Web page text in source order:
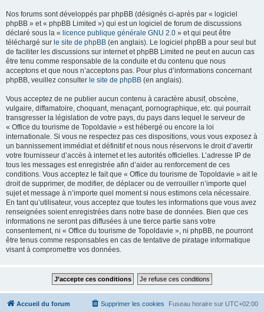
Nos forums sont développés par phpBB (désignés ci-après par « logiciel
phpBB » et « phpBB Limited ») qui est un logiciel de forum de discussions
déclaré sous la « licence publique générale GNU 2.0 » et qui peut être
téléchargé sur le site de phpBB (en anglais). Le logiciel phpBB a pour seul but
de faciliter les discussions sur internet et phpBB Limited ne peut en aucun cas
être tenu comme responsable de la conduite et du contenu que nous
acceptons et que nous n’acceptons pas. Pour plus d’informations concernant
phpBB, veuillez consulter le site de phpBB (en anglais).
Vous acceptez de ne publier aucun contenu à caractère abusif, obscène,
vulgaire, diffamatoire, choquant, menaçant, pornographique, etc. qui pourrait
transgresser la législation de votre pays, du pays dans lequel le serveur de
« Office du tourisme de Topoldavie » est hébergé ou encore la loi
internationale. Si vous ne respectez pas ces dispositions, vous vous exposez à
un bannissement immédiat et définitif et nous nous réservons le droit d’avertir
votre fournisseur d’accès à internet et les autorités officielles. L’adresse IP de
tous les messages est enregistrée afin d’aider au renforcement de ces
conditions. Vous acceptez le fait que « Office du tourisme de Topoldavie » ait le
droit de supprimer, de modifier, de déplacer ou de verrouiller n’importe quel
sujet et message à n’importe quel moment si nous estimons cela nécessaire.
En tant qu’utilisateur, vous acceptez que toutes les informations que vous avez
renseignées soient enregistrées dans notre base de données. Bien que ces
informations ne seront pas diffusées à une tierce partie sans votre
consentement, ni « Office du tourisme de Topoldavie », ni phpBB, ne pourront
être tenus comme responsables en cas de tentative de piratage informatique
visant à compromettre vos données.
Accueil du forum Fuseau horaire sur UTC+02:00
Supprimer les cookies